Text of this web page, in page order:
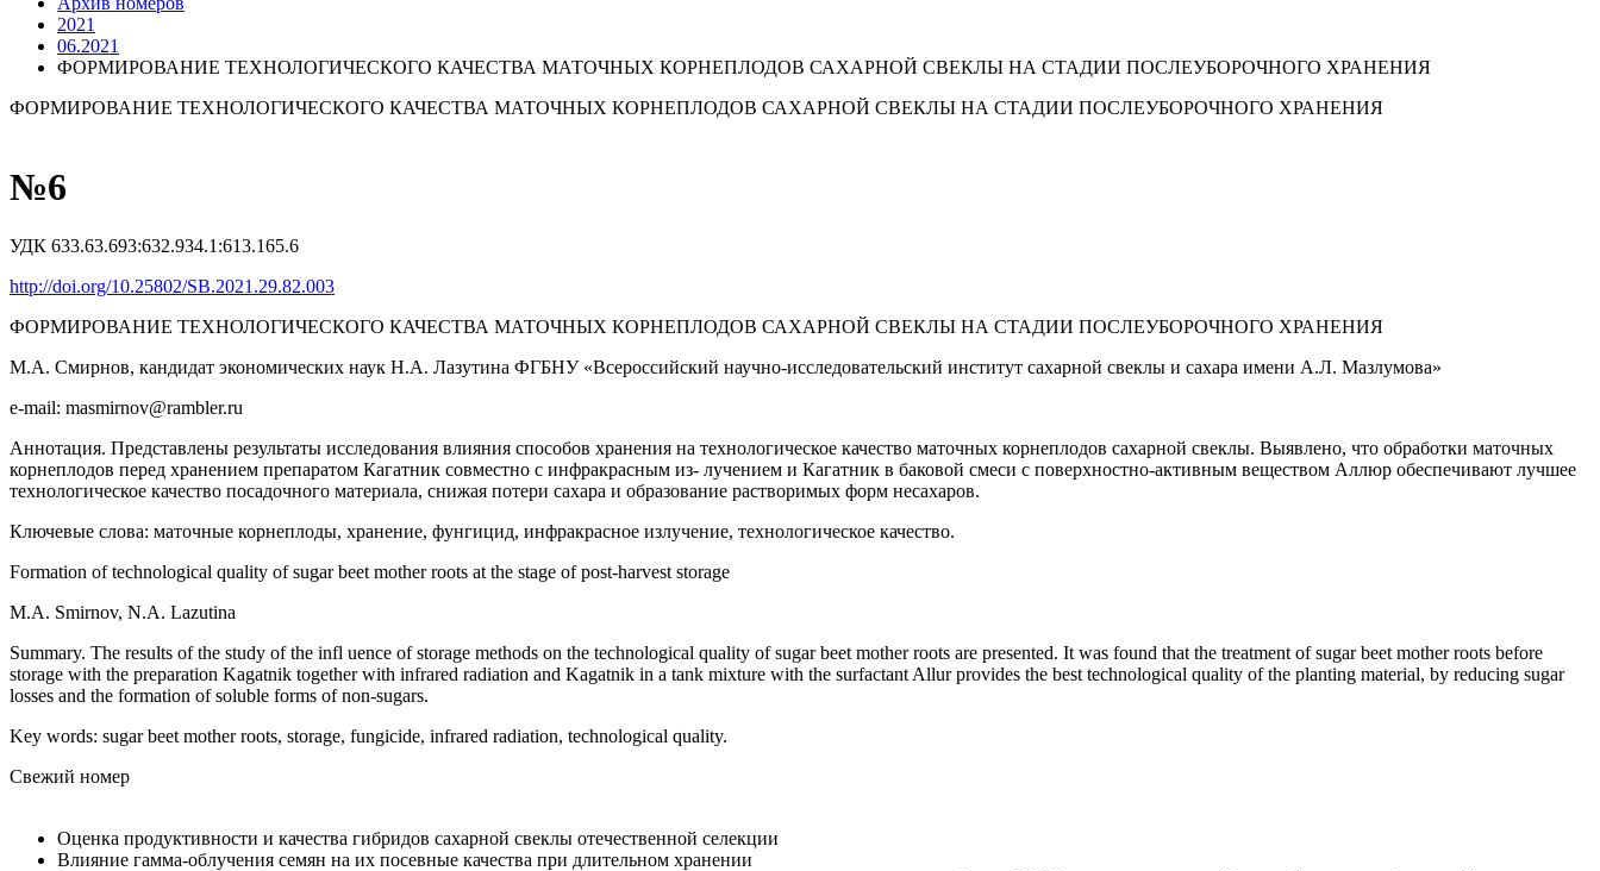
2021
06.2021
ФОРМИРОВАНИЕ ТЕХНОЛОГИЧЕСКОГО КАЧЕСТВА МАТОЧНЫХ КОРНЕПЛОДОВ САХАРНОЙ СВЕКЛЫ НА СТАДИИ ПОСЛЕУБОРОЧНОГО ХРАНЕНИЯ
ФОРМИРОВАНИЕ ТЕХНОЛОГИЧЕСКОГО КАЧЕСТВА МАТОЧНЫХ КОРНЕПЛОДОВ САХАРНОЙ СВЕКЛЫ НА СТАДИИ ПОСЛЕУБОРОЧНОГО ХРАНЕНИЯ
№6
УДК 633.63.693:632.934.1:613.165.6
http://doi.org/10.25802/SB.2021.29.82.003
ФОРМИРОВАНИЕ ТЕХНОЛОГИЧЕСКОГО КАЧЕСТВА МАТОЧНЫХ КОРНЕПЛОДОВ САХАРНОЙ СВЕКЛЫ НА СТАДИИ ПОСЛЕУБОРОЧНОГО ХРАНЕНИЯ
М.А. Смирнов, кандидат экономических наук Н.А. Лазутина ФГБНУ «Всероссийский научно-исследовательский институт сахарной свеклы и сахара имени А.Л. Мазлумова»
e-mail: masmirnov@rambler.ru
Аннотация. Представлены результаты исследования влияния способов хранения на технологическое качество маточных корнеплодов сахарной свеклы. Выявлено, что обработки маточных
корнеплодов перед хранением препаратом Кагатник совместно с инфракрасным из- лучением и Кагатник в баковой смеси с поверхностно-активным веществом Аллюр обеспечивают лучшее
технологическое качество посадочного материала, снижая потери сахара и образование растворимых форм несахаров.
Ключевые слова: маточные корнеплоды, хранение, фунгицид, инфракрасное излучение, технологическое качество.
Formation of technological quality of sugar beet mother roots at the stage of post-harvest storage
M.A. Smirnov, N.A. Lazutina
Summary. The results of the study of the infl uence of storage methods on the technological quality of sugar beet mother roots are presented. It was found that the treatment of sugar beet mother roots before
storage with the preparation Kagatnik together with infrared radiation and Kagatnik in a tank mixture with the surfactant Allur provides the best technological quality of the planting material, by reducing sugar
losses and the formation of soluble forms of non-sugars.
Key words: sugar beet mother roots, storage, fungicide, infrared radiation, technological quality.
Свежий номер
Оценка продуктивности и качества гибридов сахарной свеклы отечественной селекции
Влияние гамма-облучения семян на их посевные качества при длительном хранении